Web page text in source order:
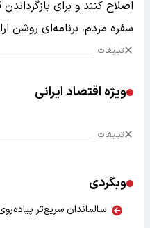
اصلاح کنند و برای
سفره مردم، برنامه‌ای روشن
تبلیغات
ویژه اقتصاد ایرانی
تبلیغات
وبگردی
سالماندان سریع‌تر